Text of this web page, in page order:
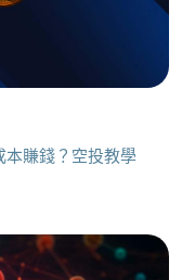
本賺錢？空投教學